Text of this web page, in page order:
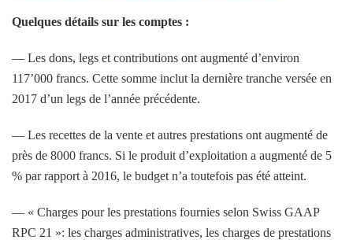
Quelques détails sur les comptes :
— Les dons, legs et contributions ont augmenté d’environ
117’000 francs. Cette somme inclut la dernière tranche versée en
2017 d’un legs de l’année précédente.
— Les recettes de la vente et autres prestations ont augmenté de
près de 8000 francs. Si le produit d’exploitation a augmenté de 5
% par rapport à 2016, le budget n’a toutefois pas été atteint.
— « Charges pour les prestations fournies selon Swiss GAAP
RPC 21 »: les charges administratives, les charges de prestations